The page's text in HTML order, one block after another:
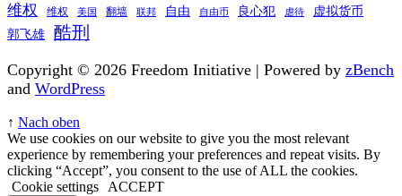
维权 维权 美国 翻墙 联邦 自由 自由币 良心犯 虐待
虚拟货币
郭飞雄
酷刑
Copyright © 2026 Freedom Initiative | Powered by zBench
and WordPress
↑ Nach oben
We use cookies on our website to give you the most relevant
experience by remembering your preferences and repeat visits. By
clicking “Accept”, you consent to the use of ALL the cookies.
Cookie settings
ACCEPT